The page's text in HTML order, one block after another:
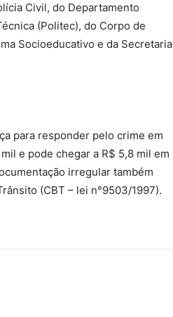
Civil, do Departamento
(Politec), do Corpo de
Socioeducativo e da Secretaria
para responder pelo crime em
e pode chegar a R$ 5,8 mil em
irregular também
(CBT – lei n°9503/1997).